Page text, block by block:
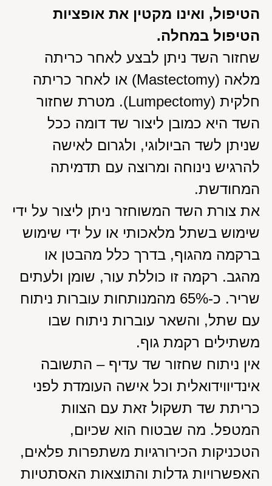
הטיפול, ואינו מקטין את אופציות
הטיפול במחלה.
שחזור השד ניתן לבצע לאחר כריתה
מלאה (Mastectomy) או לאחר כריתה
חלקית (Lumpectomy). מטרת שחזור
השד היא כמובן ליצור שד דומה ככל
שניתן לשד הביולוגי, ולגרום לאישה
להרגיש נינוחה ומרוצה עם תדמיתה
המחודשת.
את צורת השד המשוחזר ניתן ליצור על ידי
שימוש בשתל מלאכותי או על ידי שימוש
ברקמה מהגוף, בדרך כלל מהבטן או
מהגב. רקמה זו כוללת עור, שומן ולעתים
שריר. כ-65% מהמנותחות עוברות ניתוח
עם שתל, והשאר עוברות ניתוח שבו
משתילים רקמת גוף.
אין ניתוח שחזור שד עדיף – התשובה
אינדיווידואלית וכל אישה העומדת לפני
כריתת שד תשקול זאת עם הצוות
המטפל. מה שבטוח הוא שכיום,
הטכניקות הכירורגיות משתפרות פלאים,
האפשרויות גדלות והתוצאות האסתטיות